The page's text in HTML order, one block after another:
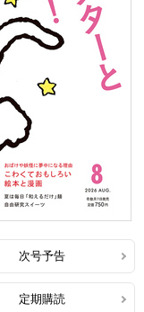
次号予告
定期購読